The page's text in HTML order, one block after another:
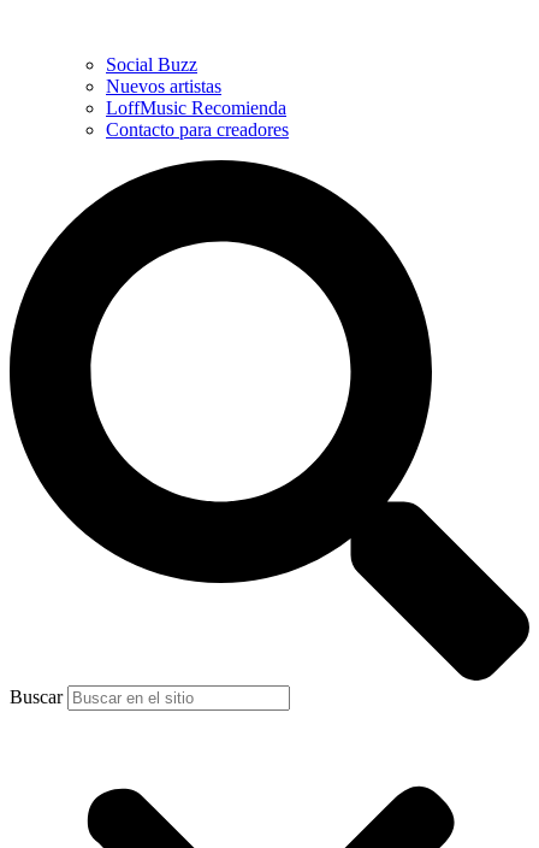
Social Buzz
Nuevos artistas
LoffMusic Recomienda
Contacto para creadores
Buscar